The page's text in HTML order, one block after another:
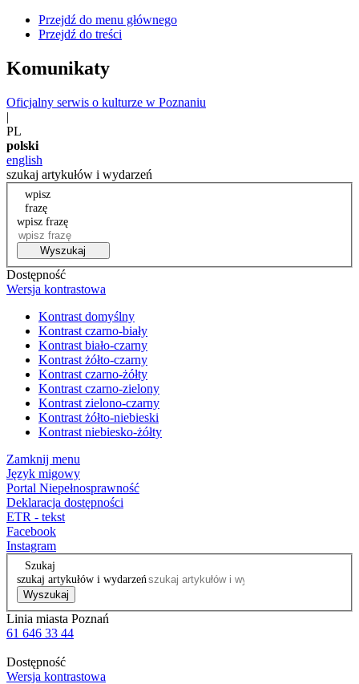
Przejdź do menu głównego
Przejdź do treści
Komunikaty
Oficjalny serwis o kulturze w Poznaniu
|
PL
polski
english
szukaj artykułów i wydarzeń
wpisz
frazę
wpisz frazę
Wyszukaj
Dostępność
Wersja kontrastowa
Kontrast domyślny
Kontrast czarno-biały
Kontrast biało-czarny
Kontrast żółto-czarny
Kontrast czarno-żółty
Kontrast czarno-zielony
Kontrast zielono-czarny
Kontrast żółto-niebieski
Kontrast niebiesko-żółty
Zamknij menu
Język migowy
Portal Niepełnosprawność
Deklaracja dostępności
ETR - tekst
Facebook
Instagram
Szukaj
szukaj artykułów i wydarzeń
Wyszukaj
Linia miasta Poznań
61 646 33 44
Dostępność
Wersja kontrastowa